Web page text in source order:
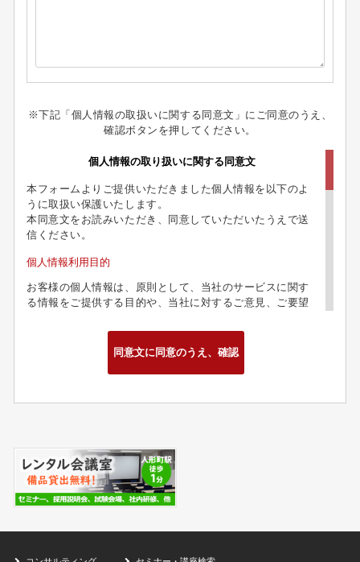
※下記「個人情報の取扱いに関する同意文」にご同意のうえ、
確認ボタンを押してください。
個人情報の取り扱いに関する同意文
本フォームよりご提供いただきました個人情報を以下のよ
うに取扱い保護いたします。
本同意文をお読みいただき、同意していただいたうえで送
信ください。
個人情報利用目的
お客様の個人情報は、原則として、当社のサービスに関す
る情報をご提供する目的や、当社に対するご意見、ご要望
めに利用致します。
第三者への情報提供
提供、譲渡することは致しません。
・法的拘束力がある第三者機関からの開示要求がある場合
・お客様本人の同意があった場合
お問合せ
される場合には、お客様ご本人であることを確認したうえ